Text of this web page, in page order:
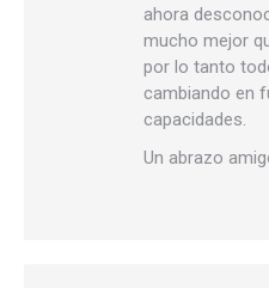
ahora
mucho mejor
por lo tanto
cambiando en
capacidades.
Un abrazo